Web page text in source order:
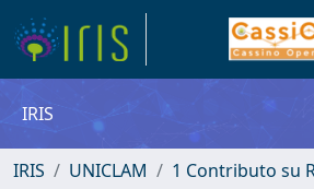
IRIS
IRIS UNICLAM
1 Contributo su